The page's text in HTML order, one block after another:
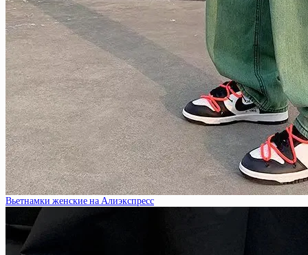
Вьетнамки женские на Алиэкспресс